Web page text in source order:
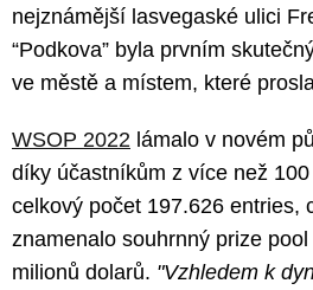
nejznámější lasvegaské ulici
“Podkova” byla prvním
ve městě a místem, které
WSOP 2022 lámalo v novém
díky účastníkům z více než
celkový počet 197.626 entries,
znamenalo souhrnný prize
milionů dolarů. "Vzhledem k